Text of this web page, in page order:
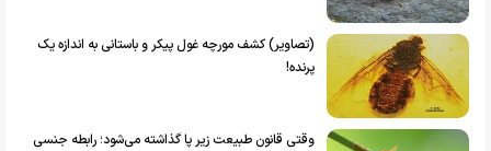
(تصاویر) کشف مورچه غول پیکر و باستانی به اندازه یک
پرنده!
وقتی قانون طبیعت زیر پا گذاشته می‌شود؛ رابطه جنسی